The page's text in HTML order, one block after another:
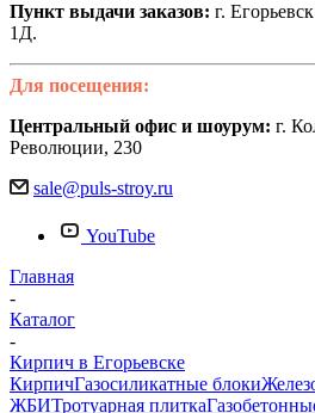
Пункт выдачи заказов: г.
1Д.
Для посещения:
Центральный офис и шоурум: г.
Революции, 230
sale@puls-stroy.ru
YouTube
Главная
-
Каталог
-
Кирпич в Егорьевске
КирпичГазосиликатные блоки
ЖБИТротуарная плитка